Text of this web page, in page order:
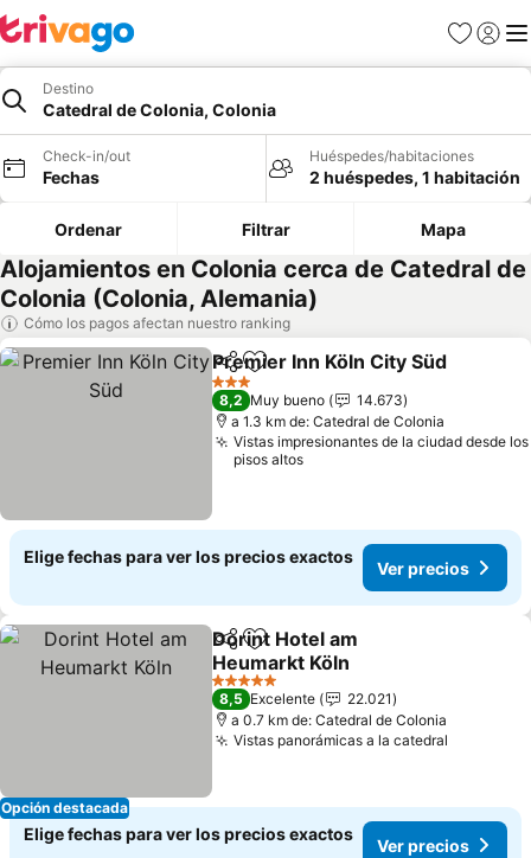
Favoritos
Iniciar
Destino
Catedral de Colonia, Colonia
Check-in/out
Fechas
Huéspedes/habitaciones
2 huéspedes, 1 habitación
Ordenar Filtrar Mapa
Alojamientos en Colonia cerca de Catedral de
Colonia (Colonia, Alemania)
Cómo los pagos afectan nuestro ranking
CompartirAgregar a favoritos
Premier Inn Köln City Süd
3 Estrellas
8,2 Muy bueno
14.673
a 1.3 km de: Catedral de Colonia
Vistas impresionantes de la ciudad desde los
pisos altos
Elige fechas para ver los precios exactos
Ver precios
Opción destacada
CompartirAgregar a favoritos
Dorint Hotel am
Heumarkt Köln
5 Estrellas
8,5 Excelente
22.021
a 0.7 km de: Catedral de Colonia
Vistas panorámicas a la catedral
Elige fechas para ver los precios exactos
Ver precios